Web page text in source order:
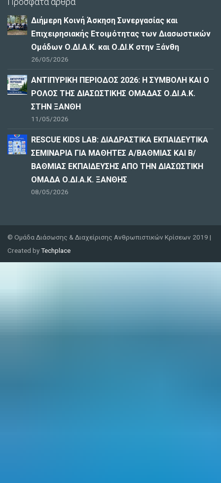
Διήμερη Κοινή Άσκηση Συνεργασίας και
Επιχειρησιακής Ετοιμότητας των Διασωστικών
Ομάδων Ο.ΔΙ.Α.Κ. και Ο.ΔΙ.Κ στην Ξάνθη
26/05/2026
ΑΝΤΙΠΥΡΙΚΗ ΠΕΡΙΟΔΟΣ 2026: Η ΣΥΜΒΟΛΗ ΚΑΙ Ο
ΡΟΛΟΣ ΤΗΣ ΔΙΑΣΩΣΤΙΚΗΣ ΟΜΑΔΑΣ Ο.ΔΙ.Α.Κ.
ΣΤΗΝ ΞΑΝΘΗ
11/05/2026
RESCUE KIDS LAB: ΔΙAΔΡΑΣΤΙΚΑ ΕΚΠΑΙΔΕΥΤΙΚΑ
ΣΕΜΙΝΑΡΙΑ ΓΙΑ ΜΑΘΗΤΕΣ Α/ΒΑΘΜΙΑΣ ΚΑΙ Β/
ΒΑΘΜΙΑΣ ΕΚΠΑΙΔΕΥΣΗΣ ΑΠΟ ΤΗΝ ΔΙΑΣΩΣΤΙΚΗ
ΟΜΑΔΑ Ο.ΔΙ.Α.Κ. ΞΑΝΘΗΣ
08/05/2026
© Ομάδα Διάσωσης & Διαχείρισης Ανθρωπιστικών Κρίσεων 2019 |
Created byTechplace